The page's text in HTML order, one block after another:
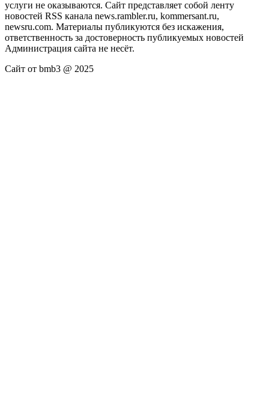
услуги не оказываются. Сайт представляет собой ленту
новостей RSS канала news.rambler.ru, kommersant.ru,
newsru.com. Материалы публикуются без искажения,
ответственность за достоверность публикуемых новостей
Администрация сайта не несёт.
Сайт от bmb3 @ 2025